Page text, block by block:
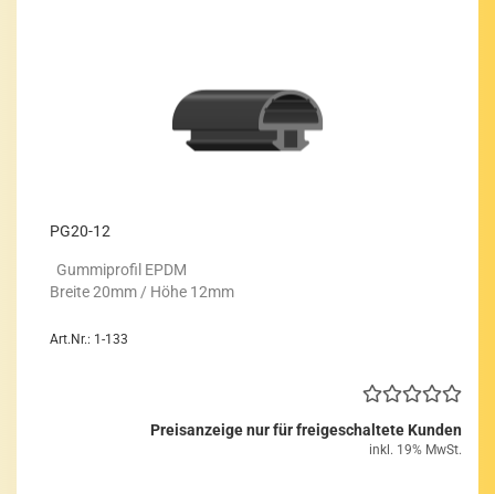
PG20-​12
Gum­mi­pro­fil EPDM
Brei­te 20mm / Höhe 12mm
Art.Nr.: 1-133
Preisanzeige nur für freigeschaltete Kunden
inkl. 19% MwSt.